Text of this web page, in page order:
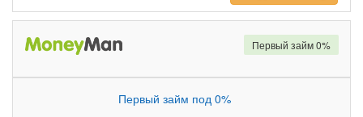
Первый займ под 0%
Первый займ 0%